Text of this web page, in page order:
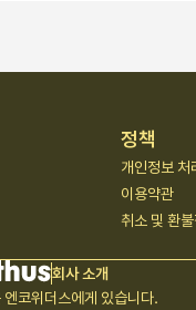
정책
개인정보 처
이용약관
취소 및 환
회사 소개
코위더스에게 있습니다.